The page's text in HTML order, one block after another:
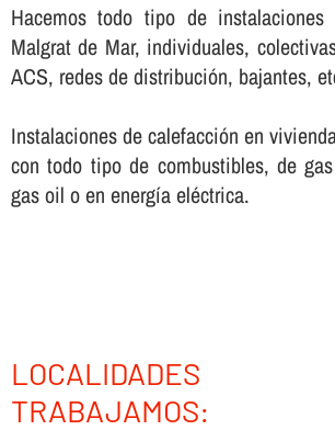
Hacemos todo tipo de
Malgrat de Mar, individuales,
ACS, redes de distribución, bajantes,
Instalaciones de calefacción en
con todo tipo de combustibles, de
gas oil o en energí­a eléctrica.
LOCALIDADES
TRABAJAMOS: